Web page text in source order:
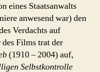
eines Staatsanwalts
anwesend war) den
Verdachts auf
Films trat der
(1910 – 2004) auf,
Selbstkontrolle